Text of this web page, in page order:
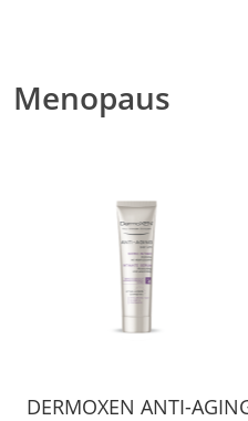
Menopaus
DERMOXEN ANTI-